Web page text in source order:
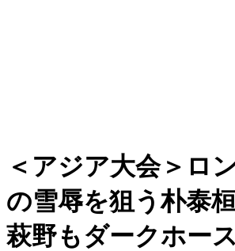
＜アジア大会＞ロ
の雪辱を狙う朴泰
萩野もダークホース